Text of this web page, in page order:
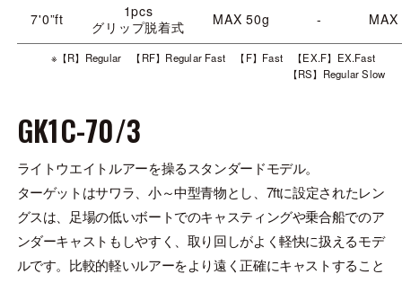
7'0”ft
1pcs
グリップ脱着式
MAX 50g -
※【R】Regular 【RF】Regular Fast 【F】Fast 【EX.F】EX.Fast
【RS】Regular Slow
GK1C-70/3
ライトウエイトルアーを操るスタンダードモデル。
ターゲットはサワラ、小～中型青物とし、7ftに設定されたレン
グスは、足場の低いボートでのキャスティングや乗合船でのア
ンダーキャストもしやすく、取り回しがよく軽快に扱えるモデ
ルです。比較的軽いルアーをより遠く正確にキャストすること